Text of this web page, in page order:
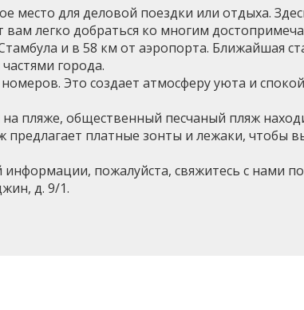
место для деловой поездки или отдыха.
легко добраться ко многим
и в 58 км от аэропорта. Ближайшая
города.
Это создает атмосферу уюта и
пляже, общественный песчаный пляж
платные зонты и лежаки, чтобы
пожалуйста, свяжитесь с нами
д. 9/1.